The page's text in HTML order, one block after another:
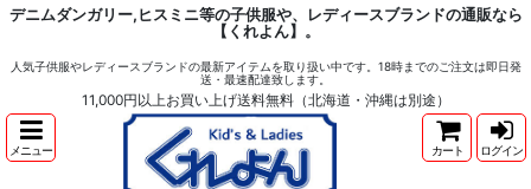
デニムダンガリー,ヒスミニ等の子供服や、レディースブランドの通販なら
【くれよん】。
人気子供服やレディースブランドの最新アイテムを取り扱い中です。18時までのご注文は即日発
送・最速配達致します。
11,000円以上お買い上げ送料無料（北海道・沖縄は別途）
メニュー カート ログイン